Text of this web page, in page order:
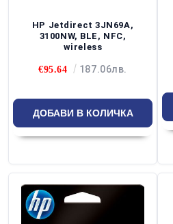
HP Jetdirect 3JN69A,
3100NW, BLE, NFC,
wireless
€95.64 187.06лв.